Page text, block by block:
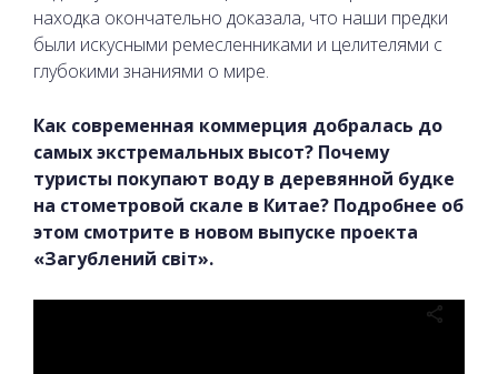
находка окончательно доказала, что наши предки
были искусными ремесленниками и целителями с
глубокими знаниями о мире.
Как современная коммерция добралась до
самых экстремальных высот? Почему
туристы покупают воду в деревянной будке
на стометровой скале в Китае? Подробнее об
этом смотрите в новом выпуске проекта
«Загублений світ».